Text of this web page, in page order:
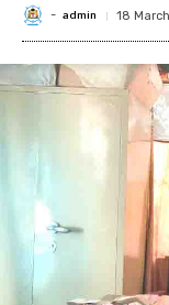
- admin 18